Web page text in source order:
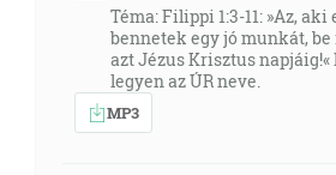
Téma: Filippi 1:3-11: »Az,
bennetek egy jó munkát,
azt Jézus Krisztus napjáig!«
legyen az ÚR neve.
MP3